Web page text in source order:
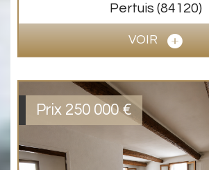
Pertuis (84120)
VOIR
Prix 250 000 €